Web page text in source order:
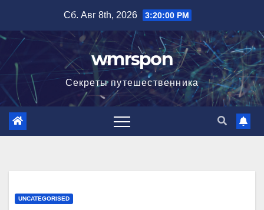
содержимому
Сб. Авг 8th, 2026 3:20:01 PM
wmrspon
Секреты путешественника
UNCATEGORISED